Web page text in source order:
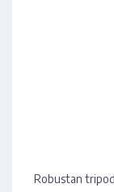
Robustan